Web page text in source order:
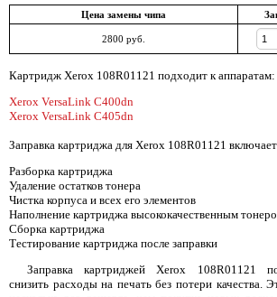
Цена замены чипа
2800 руб.
Картридж Xerox 108R01121 подходит к аппаратам:
Xerox VersaLink C400dn
Xerox VersaLink C405dn
Заправка картриджа для Xerox 108R01121
Разборка картриджа
Удаление остатков тонера
Чистка корпуса и всех его элементов
Наполнение картриджа высококачественным
Сборка картриджа
Тестирование картриджа после заправки
Заправка картриджей Xerox 108R01121
снизить расходы на печать без потери качества.